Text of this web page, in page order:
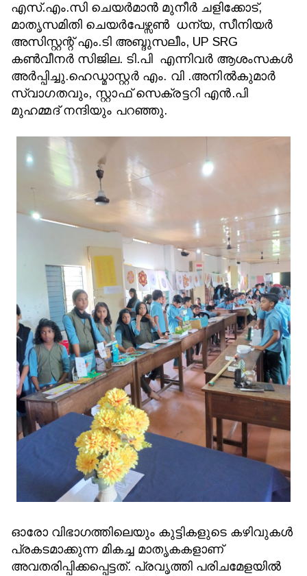
എസ്.എം.സി ചെയർമാൻ മുനീർ ചളിക്കോട്,
മാതൃസമിതി ചെയർപേഴ്സൺ ധന്യ, സീനിയർ
അസിസ്റ്റന്റ് എം.ടി അബ്ദുസലീം, UP SRG
കൺവീനർ സിജില. ടി.പി എന്നിവർ ആശംസകൾ
അർപ്പിച്ചു.ഹെഡ്മാസ്റ്റർ എം. വി .അനിൽകുമാർ
സ്വാഗതവും, സ്റ്റാഫ് സെക്രട്ടറി എൻ.പി
മുഹമ്മദ് നന്ദിയും പറഞ്ഞു.
ഓരോ വിഭാഗത്തിലെയും കുട്ടികളുടെ കഴിവുകൾ
പ്രകടമാക്കുന്ന മികച്ച മാതൃകകളാണ്
അവതരിപ്പിക്കപ്പെട്ടത്. പ്രവൃത്തി പരിചമേളയിൽ